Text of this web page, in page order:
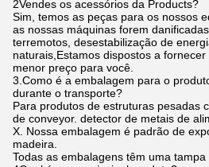
2Vendes os acessórios da Products?
Sim, temos as peças para os nossos
as nossas máquinas forem
terremotos, desestabilização de
naturais,Estamos dispostos a
menor preço para você.
3.Como é a embalagem para o
durante o transporte?
Para produtos de estruturas pesadas
de conveyor. detector de metais de
X. Nossa embalagem é padrão de
madeira.
Todas as embalagens têm uma tampa